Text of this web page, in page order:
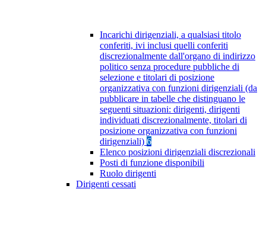
Incarichi dirigenziali, a qualsiasi titolo
conferiti, ivi inclusi quelli conferiti
discrezionalmente dall'organo di indirizzo
politico senza procedure pubbliche di
selezione e titolari di posizione
organizzativa con funzioni dirigenziali (da
pubblicare in tabelle che distinguano le
seguenti situazioni: dirigenti, dirigenti
individuati discrezionalmente, titolari di
posizione organizzativa con funzioni
dirigenziali) 6
Elenco posizioni dirigenziali discrezionali
Posti di funzione disponibili
Ruolo dirigenti
Dirigenti cessati